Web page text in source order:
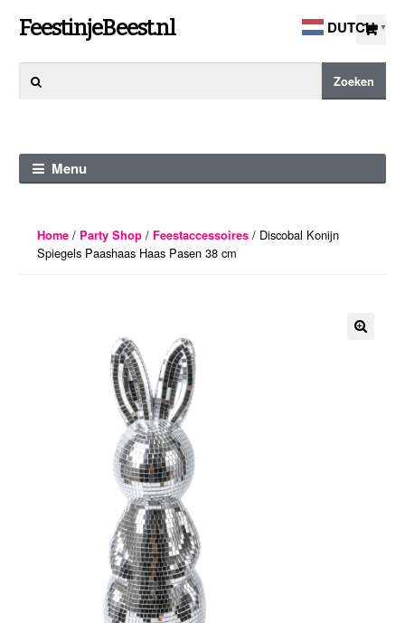
Ga
naar
navigatie
Ga
naar
de
FeestinjeBeest.nl
naar:
Zoeken
Menu
Home/ Party Shop/ Feestaccessoires/ Discobal Konijn
Spiegels Paashaas Haas Pasen 38 cm
DUTCH ▼